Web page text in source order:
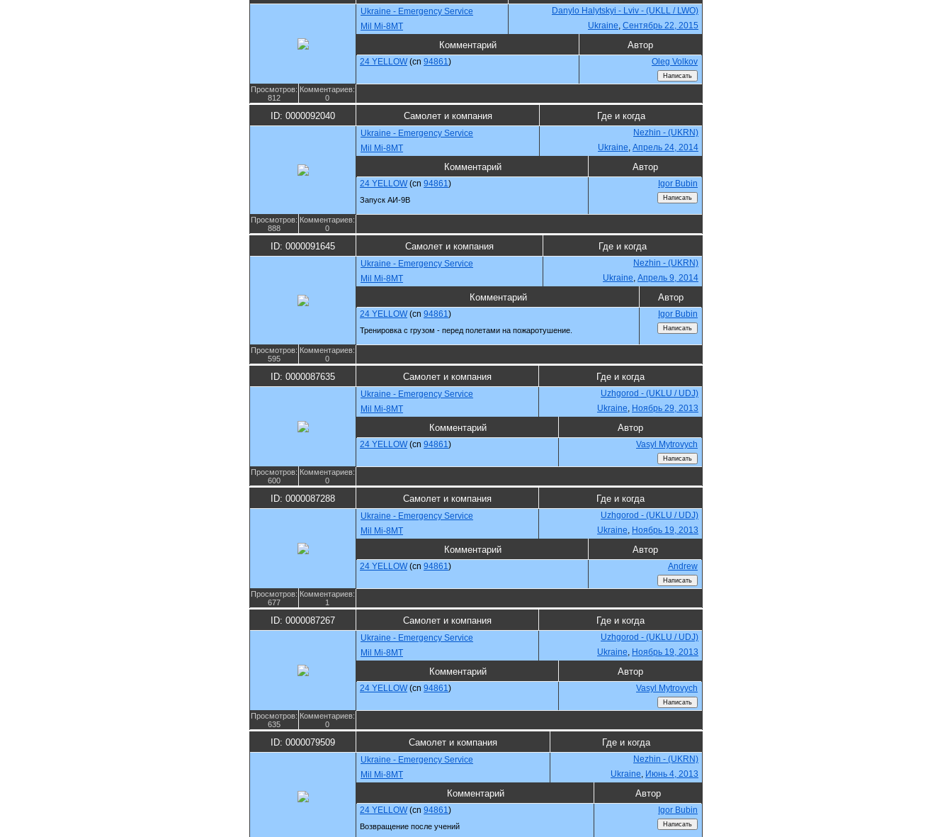
Ukraine - Emergency Service
Danylo Halytskyi - Lviv - (UKLL / LWO)
Mil Mi-8MT
Ukraine, Сентябрь 22, 2015
Комментарий Автор
24 YELLOW (cn 94861) Oleg Volkov
Просмотров:
812
Комментариев:
0
ID: 0000092040 Самолет и компания Где и когда
Ukraine - Emergency Service
Nezhin - (UKRN)
Mil Mi-8MT
Ukraine, Апрель 24, 2014
Комментарий Автор
24 YELLOW (cn 94861)
Запуск АИ-9В
Igor Bubin
Просмотров:
888
Комментариев:
0
ID: 0000091645 Самолет и компания Где и когда
Ukraine - Emergency Service
Nezhin - (UKRN)
Mil Mi-8MT
Ukraine, Апрель 9, 2014
Комментарий Автор
24 YELLOW (cn 94861)
Тренировка с грузом - перед полетами на пожаротушение.
Igor Bubin
Просмотров:
595
Комментариев:
0
ID: 0000087635 Самолет и компания Где и когда
Ukraine - Emergency Service
Uzhgorod - (UKLU / UDJ)
Mil Mi-8MT
Ukraine, Ноябрь 29, 2013
Комментарий Автор
24 YELLOW (cn 94861) Vasyl Mytrovych
Просмотров:
600
Комментариев:
0
ID: 0000087288 Самолет и компания Где и когда
Ukraine - Emergency Service
Uzhgorod - (UKLU / UDJ)
Mil Mi-8MT
Ukraine, Ноябрь 19, 2013
Комментарий Автор
24 YELLOW (cn 94861) Andrew
Просмотров:
677
Комментариев:
1
ID: 0000087267 Самолет и компания Где и когда
Ukraine - Emergency Service
Uzhgorod - (UKLU / UDJ)
Mil Mi-8MT
Ukraine, Ноябрь 19, 2013
Комментарий Автор
24 YELLOW (cn 94861) Vasyl Mytrovych
Просмотров:
635
Комментариев:
0
ID: 0000079509 Самолет и компания Где и когда
Ukraine - Emergency Service
Nezhin - (UKRN)
Mil Mi-8MT
Ukraine, Июнь 4, 2013
Комментарий Автор
24 YELLOW (cn 94861)
Возвращение после учений
Igor Bubin